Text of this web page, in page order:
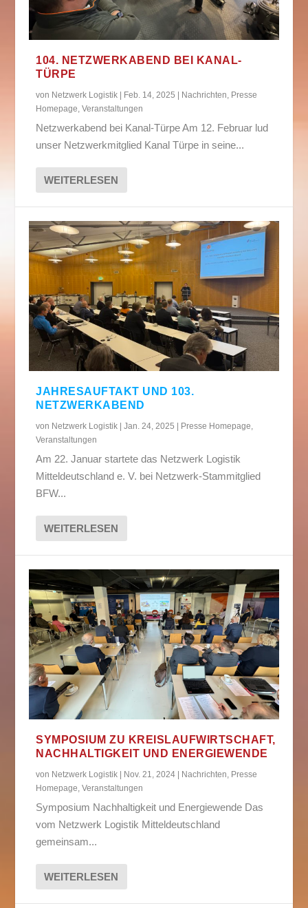
104. NETZWERKABEND BEI KANAL-
TÜRPE
von Netzwerk Logistik Feb. 14, 2025 Nachrichten, Presse
Homepage,Veranstaltungen
Netzwerkabend bei Kanal-Türpe Am 12. Februar lud
unser Netzwerkmitglied Kanal Türpe in seine...
WEITERLESEN
JAHRESAUFTAKT UND 103.
NETZWERKABEND
von Netzwerk Logistik |Jan. 24, 2025 Presse Homepage,
Veranstaltungen
Am 22. Januar startete das Netzwerk Logistik
Mitteldeutschland e. V. bei Netzwerk-Stammitglied
BFW...
WEITERLESEN
SYMPOSIUM ZU KREISLAUFWIRTSCHAFT,
NACHHALTIGKEIT UND ENERGIEWENDE
von Netzwerk Logistik Nov. 21, 2024 Nachrichten, Presse
Homepage,Veranstaltungen
Symposium Nachhaltigkeit und Energiewende Das
vom Netzwerk Logistik Mitteldeutschland
gemeinsam...
WEITERLESEN